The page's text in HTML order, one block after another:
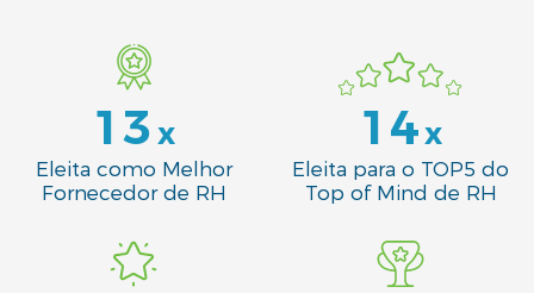
13x
Eleita como Melhor
Fornecedor de RH
14x
Eleita para o TOP5 do
Top of Mind de RH